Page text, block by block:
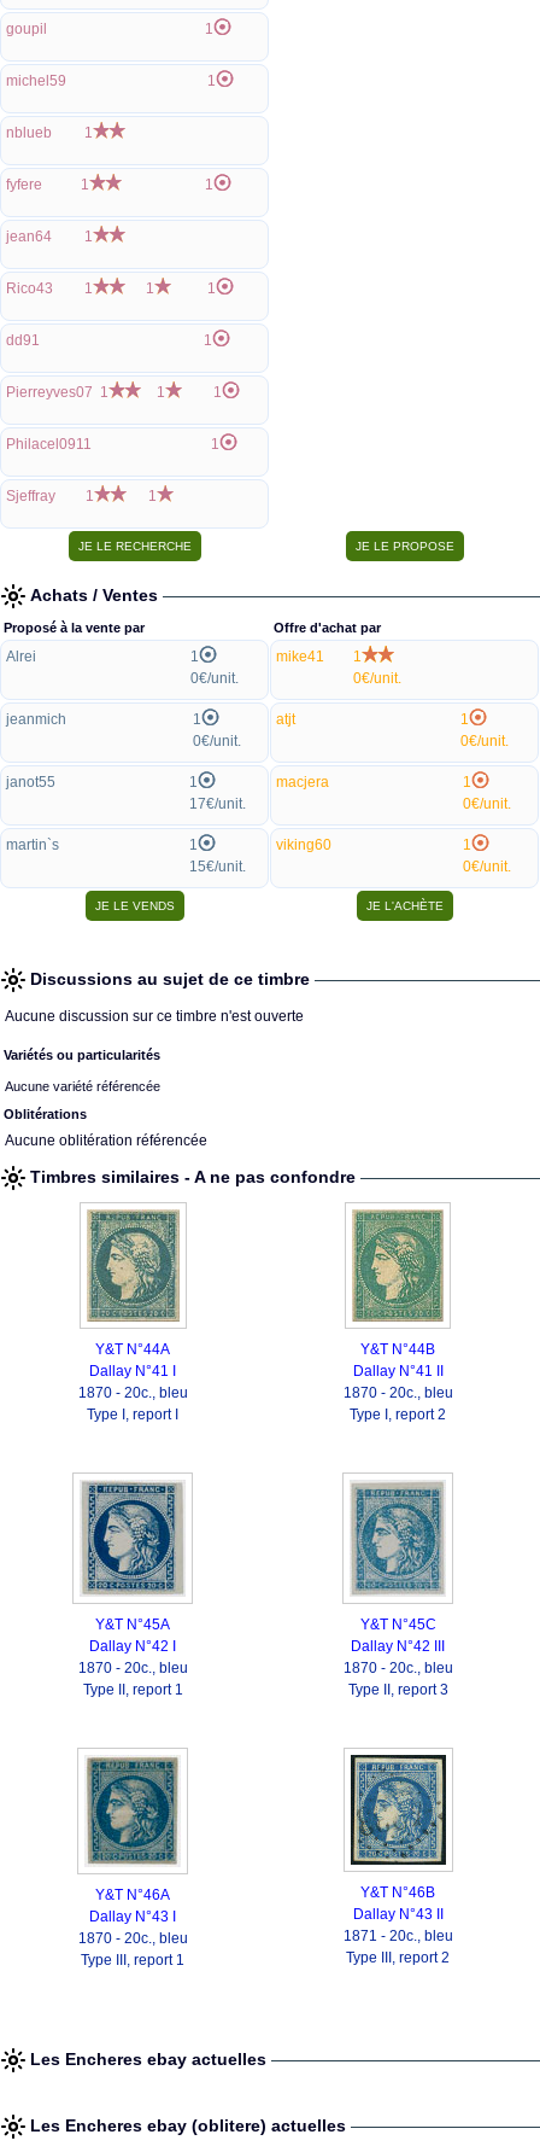
goupil 1
michel59 1
nblueb 1
fyfere 1 1
jean64 1
Rico43 1 1 1
dd91 1
Pierreyves07 1 1 1
Philacel0911 1
Sjeffray 1 1
Achats / Ventes
Proposé à la vente par
Alrei
1
0€/unit.
jeanmich
1
0€/unit.
janot55
1
17€/unit.
martin`s
1
15€/unit.
Offre d'achat par
mike41
1
0€/unit.
atjt
1
0€/unit.
macjera
1
0€/unit.
viking60
1
0€/unit.
Discussions au sujet de ce timbre
Aucune discussion sur ce timbre n'est ouverte
Variétés ou particularités
Aucune variété référencée
Oblitérations
Aucune oblitération référencée
Timbres similaires - A ne pas confondre
Y&T N°44A
Dallay N°41 I
1870 - 20c., bleu
Type I, report I
Y&T N°44B
Dallay N°41 II
1870 - 20c., bleu
Type I, report 2
Y&T N°45A
Dallay N°42 I
1870 - 20c., bleu
Type II, report 1
Y&T N°45C
Dallay N°42 III
1870 - 20c., bleu
Type II, report 3
Y&T N°46A
Dallay N°43 I
1870 - 20c., bleu
Type III, report 1
Y&T N°46B
Dallay N°43 II
1871 - 20c., bleu
Type III, report 2
Les Encheres ebay actuelles
Les Encheres ebay (oblitere) actuelles